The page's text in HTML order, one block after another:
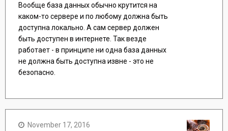
Вообще база данных обычно крутится на
каком-то сервере и по любому должна быть
доступна локально. А сам сервер должен
быть доступен в интернете. Так везде
работает - в принципе ни одна база данных
не должна быть доступна извне - это не
безопасно.
November 17, 2016